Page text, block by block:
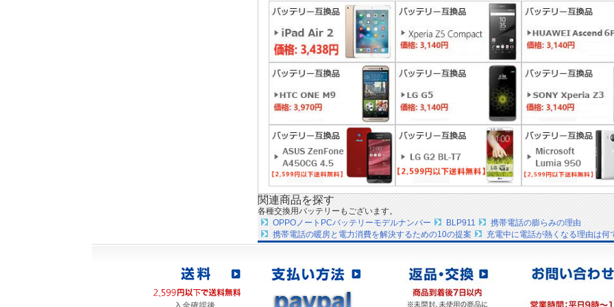
関連商品を探す
各種交換用バッテリーもございます。
OPPOノートPCバッテリーモデルナンバー
BLP911
携帯電話の膨らみの理由
携帯電話の暖房と電力消費を解決するための10の提案
充電中に電話が熱くなる理由は何